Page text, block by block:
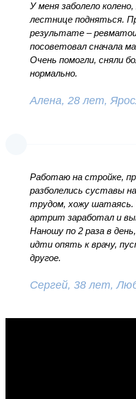
У меня заболело
лестнице подняться.
результате –
посоветовал сначала
Очень помогли, сняли
нормально.
Алена, 28 лет,
Работаю на стройке,
разболелись суставы
трудом, хожу шатаясь.
артрит заработал и
Наношу по 2 раза в
идти опять к врачу,
другое.
Сергей, 38 лет,